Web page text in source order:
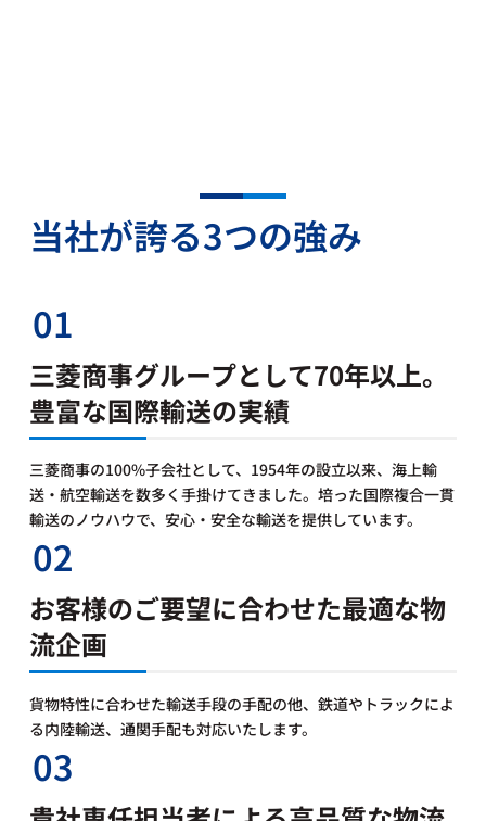
当社が誇る3つの強み
01
三菱商事グループとして70年以上。
豊富な国際輸送の実績
三菱商事の100%子会社として、1954年の設立以来、海上輸
送・航空輸送を数多く手掛けてきました。培った国際複合一貫
輸送のノウハウで、安心・安全な輸送を提供しています。
02
お客様のご要望に合わせた最適な物
流企画
貨物特性に合わせた輸送手段の手配の他、鉄道やトラックによ
る内陸輸送、通関手配も対応いたします。
03